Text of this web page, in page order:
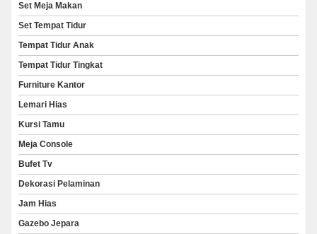
Set Meja Makan
Set Tempat Tidur
Tempat Tidur Anak
Tempat Tidur Tingkat
Furniture Kantor
Lemari Hias
Kursi Tamu
Meja Console
Bufet Tv
Dekorasi Pelaminan
Jam Hias
Gazebo Jepara